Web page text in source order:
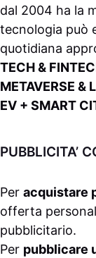
dal 2004 ha la
tecnologia può
quotidiana
TECH &
METAVERSE &
EV + SMART
PUBBLICITA’
Per acquistare
offerta
pubblicitario.
Per pubblicare